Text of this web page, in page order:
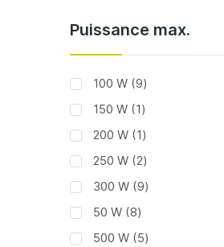
Puissance max.
100 W 9articles
150 W 1article
200 W 1article
250 W 2articles
300 W 9articles
50 W 8articles
500 W 5articles